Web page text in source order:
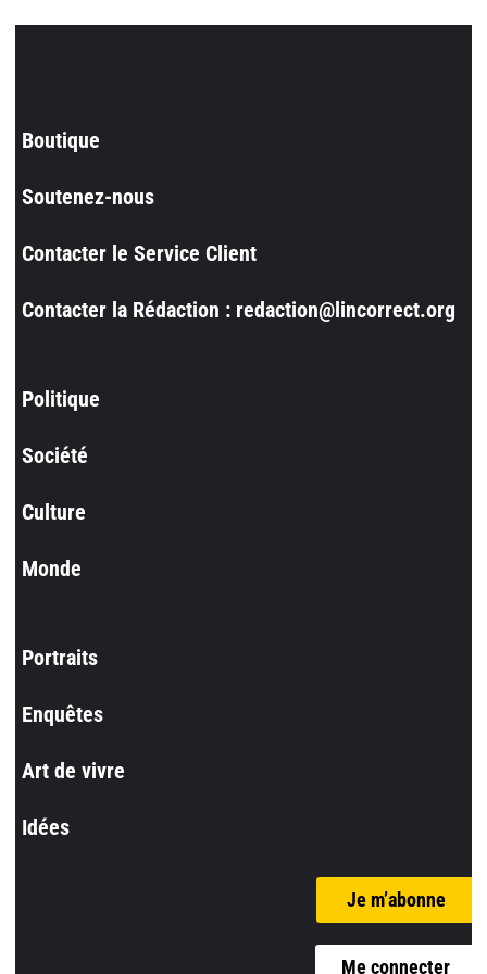
Boutique
Soutenez-nous
Contacter le Service Client
Contacter la Rédaction : redaction@lincorrect.org
Politique
Société
Culture
Monde
Portraits
Enquêtes
Art de vivre
Idées
Je m’abonne
Me connecter